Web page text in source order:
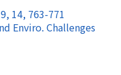
14, 763-771
Enviro. Challenges